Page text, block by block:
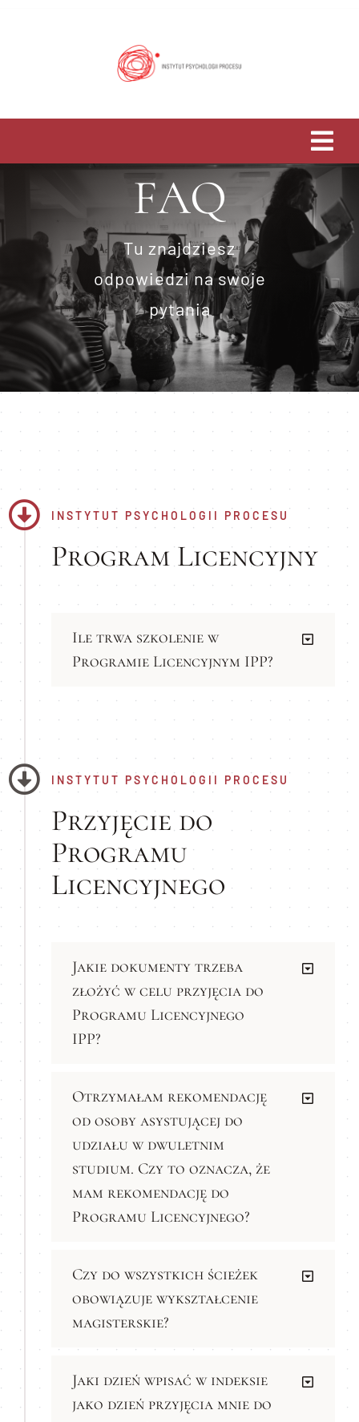
O Nas
Studia
Psychoterapia i Rozwój
Kontakt
FAQ
Tu znajdziesz
odpowiedzi na swoje
pytania
INSTYTUT PSYCHOLOGII PROCESU
Program Licencyjny
Ile trwa szkolenie w
Programie Licencyjnym IPP?
INSTYTUT PSYCHOLOGII PROCESU
Przyjęcie do
Programu
Licencyjnego
Jakie dokumenty trzeba
złożyć w celu przyjęcia do
Programu Licencyjnego
IPP?
Otrzymałam rekomendację
od osoby asystującej do
udziału w dwuletnim
studium. Czy to oznacza, że
mam rekomendację do
Programu Licencyjnego?
Czy do wszystkich ścieżek
obowiązuje wykształcenie
magisterskie?
Jaki dzień wpisać w indeksie
jako dzień przyjęcia mnie do